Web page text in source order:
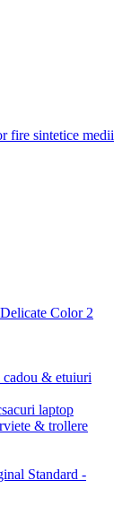
fire sintetice medii
Color 2
cadou & etuiuri
laptop
& trollere
Standard -